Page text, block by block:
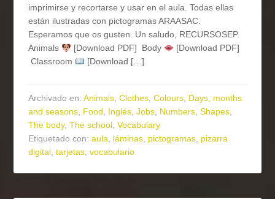
imprimirse y recortarse y usar en el aula. Todas ellas
están ilustradas con pictogramas ARAASAC.
Esperamos que os gusten. Un saludo, RECURSOSEP.
Animals
[Download PDF] Body
[Download PDF]
Classroom
[Download […]
Archivado en:Animals,Clothes,Colours, Days, months
and seasons, Food, Inglés,Jobs, Numbers,Shapes,
The body,The school,Vocabulary
Etiquetado con:aula, láminas, pictogramas, pizarra
digital,tarjetas,vocabulario